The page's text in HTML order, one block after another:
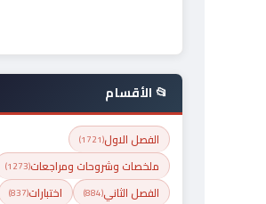
📂 الأقسام
الفصل الاول(1721)
ملخصات وشروحات ومراجعات(1273)
الفصل الثاني(884) اختبارات(837)